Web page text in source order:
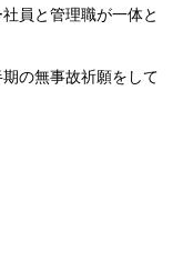
員と管理職が一体と
の無事故祈願をして